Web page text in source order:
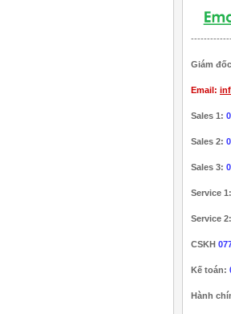
Giám
Email:
Sales 1:
Sales 2:
Sales 3:
Service 1:
Service 2:
CSKH
Kế toán:
Hành